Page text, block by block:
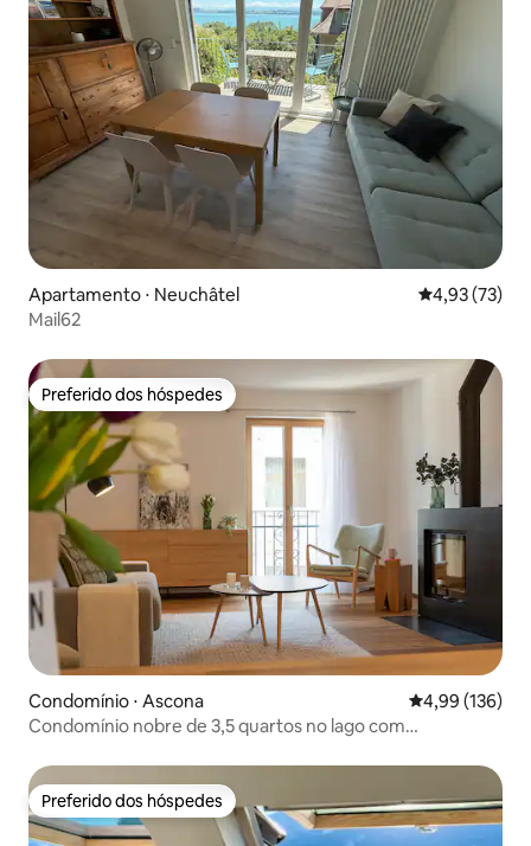
Apartamento ⋅ Neuchâtel 4,93 de uma
4,93 (73)
Mail62
Preferido dos hóspedes
Preferido dos hóspedes
Condomínio ⋅ Ascona 4,99 de uma
4,99 (136)
Condomínio nobre de 3,5 quartos no lago com
Preferido dos hóspedes
Preferido dos hóspedes